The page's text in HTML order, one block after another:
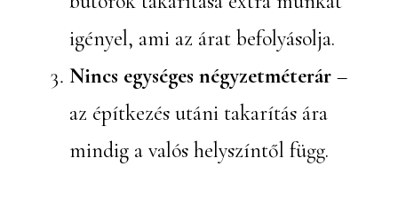
igényel, ami az árat befolyásolja.
Nincs egységes négyzetméterár –
az építkezés utáni takarítás ára
mindig a valós helyszíntől függ.